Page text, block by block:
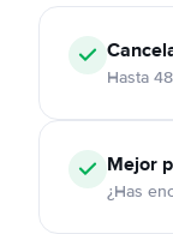
Hasta
Mejor
¿Has